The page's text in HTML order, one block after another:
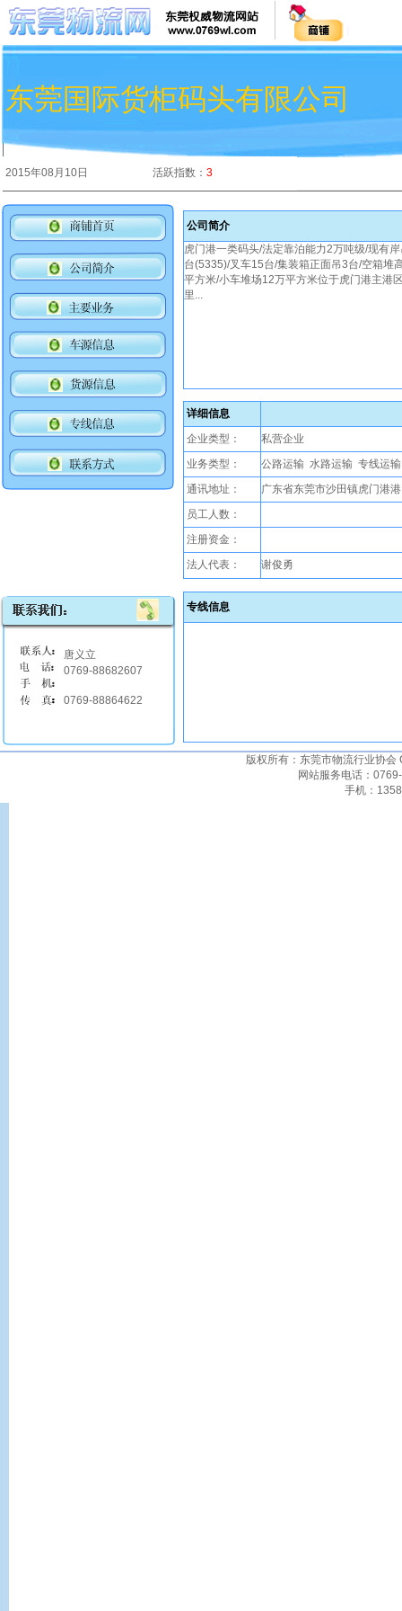
东莞国际货柜码头有限公司
2015年08月10日 活跃指数： 3
公司简介
虎门港一类码头/法定靠泊能力2万吨级/现有
台(5335)/叉车15台/集装箱正面吊3台/空箱堆
平方米/小车堆场12万平方米位于虎门港主港
里...
详细信息
企业类型：
私营企业
业务类型：
公路运输 水路运输 专线运
通讯地址：
广东省东莞市沙田镇虎门港
员工人数：
注册资金：
法人代表：
谢俊勇
专线信息
唐义立
0769-88682607
0769-88864622
版权所有：东莞市物流行业协
网站服务电话：
手机：